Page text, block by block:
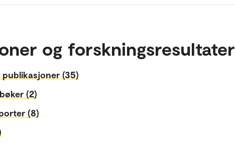
og forskningsresultater
(35)
(2)
(8)